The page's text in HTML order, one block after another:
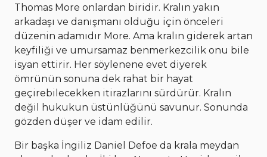
Thomas More onlardan biridir. Kralın yakın
arkadaşı ve danışmanı olduğu için önceleri
düzenin adamıdır More. Ama kralın giderek artan
keyfiliği ve umursamaz benmerkezcilik onu bile
isyan ettirir. Her söylenene evet diyerek
ömrünün sonuna dek rahat bir hayat
geçirebilecekken itirazlarını sürdürür. Kralın
değil hukukun üstünlüğünü savunur. Sonunda
gözden düşer ve idam edilir.
Bir başka İngiliz Daniel Defoe da krala meydan